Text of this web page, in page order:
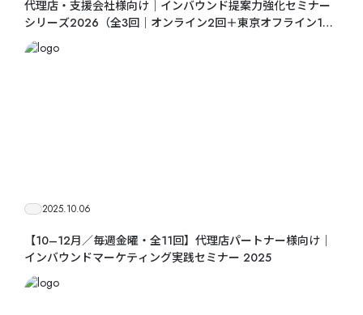
代理店・支援会社様向け｜インバウンド提案力強化セミナー
シリーズ2026（全3回｜オンライン2回＋東京オフライン1
回）
2025.10.06
【10–12月／毎週金曜・全11回】代理店パートナー様向け｜
インバウンドマーケティング実践セミナー 2025